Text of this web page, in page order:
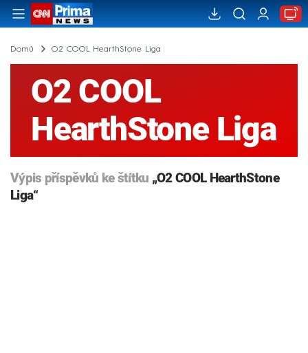
Domů O2 COOL HearthStone Liga
O2 COOL
HearthStone Liga
Výpis příspěvků ke štítku „O2 COOL HearthStone
Liga“